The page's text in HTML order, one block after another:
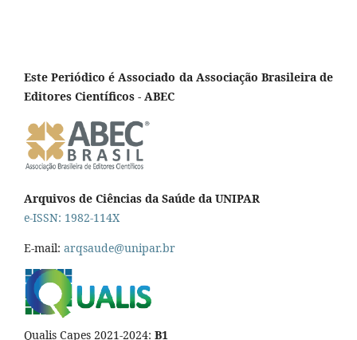
Este Periódico é Associado da Associação Brasileira de
Editores Científicos - ABEC
Arquivos de Ciências da Saúde da UNIPAR
e-ISSN: 1982-114X
E-mail: arqsaude@unipar.br
Qualis Capes 2021-2024: B1